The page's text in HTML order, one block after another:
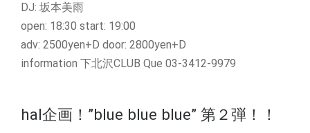
DJ: 坂本美雨
open: 18:30 start: 19:00
adv: 2500yen+D door: 2800yen+D
information 下北沢CLUB Que 03-3412-9979
hal企画！”blue blue blue” 第２弾！！